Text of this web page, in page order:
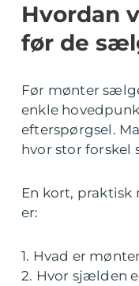
Hvordan
før de
Før mønter
enkle
efterspørgsel.
hvor stor forskel
En kort,
er:
1. Hvad er
2. Hvor sjælden